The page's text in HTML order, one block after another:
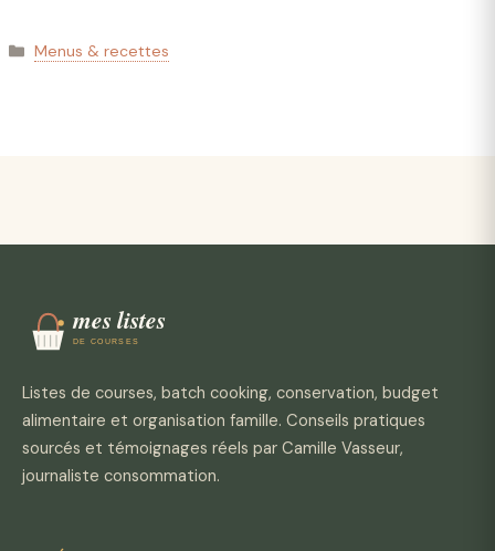
Catégories
Menus & recettes
Listes de courses, batch cooking, conservation, budget
alimentaire et organisation famille. Conseils pratiques
sourcés et témoignages réels par Camille Vasseur,
journaliste consommation.